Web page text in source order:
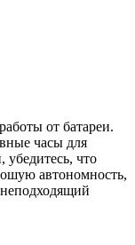
от батареи.
часы для
убедитесь, что
автономность,